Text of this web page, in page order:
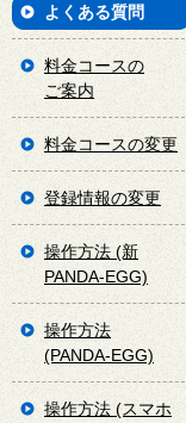
よくある質問
料金コースの
ご案内
料金コースの変更
登録情報の変更
操作方法 (新
PANDA-EGG)
操作方法
(PANDA-EGG)
操作方法 (スマホ